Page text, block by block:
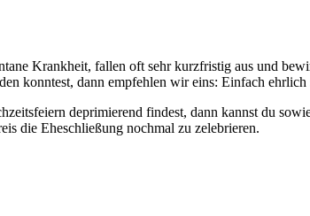
Krankheit, fallen oft sehr kurzfristig aus und
konntest, dann empfehlen wir eins: Einfach
deprimierend findest, dann kannst du
die Eheschließung nochmal zu zelebrieren.